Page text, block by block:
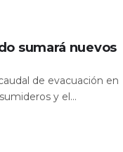
sumará nuevos
de evacuación en
y el...